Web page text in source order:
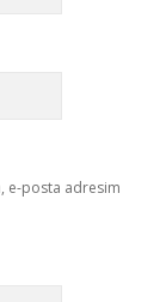
e-posta adresim